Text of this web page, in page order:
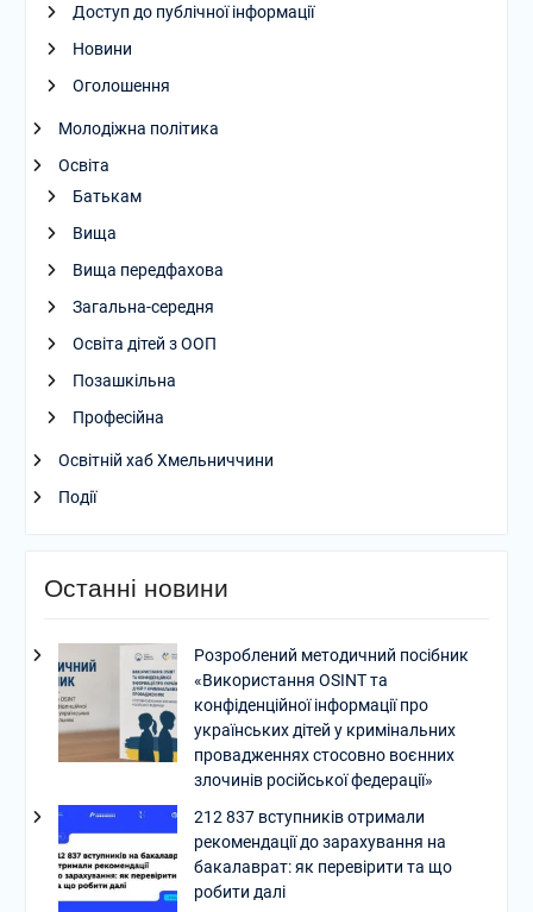
Доступ до публічної інформації
Новини
Оголошення
Молодіжна політика
Освіта
Батькам
Вища
Вища передфахова
Загальна-середня
Освіта дітей з ООП
Позашкільна
Професійна
Освітній хаб Хмельниччини
Події
Останні новини
Розроблений методичний посібник
«Використання OSINT та
конфіденційної інформації про
українських дітей у кримінальних
провадженнях стосовно воєнних
злочинів російської федерації»
212 837 вступників отримали
рекомендації до зарахування на
бакалаврат: як перевірити та що
робити далі